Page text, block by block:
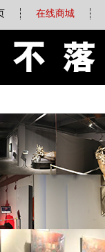
在线商城